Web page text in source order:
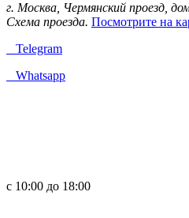
г. Москва, Чермянский проезд,
Схема проезда. Посмотрите на
Telegram
Whatsapp
с 10:00 до 18:00